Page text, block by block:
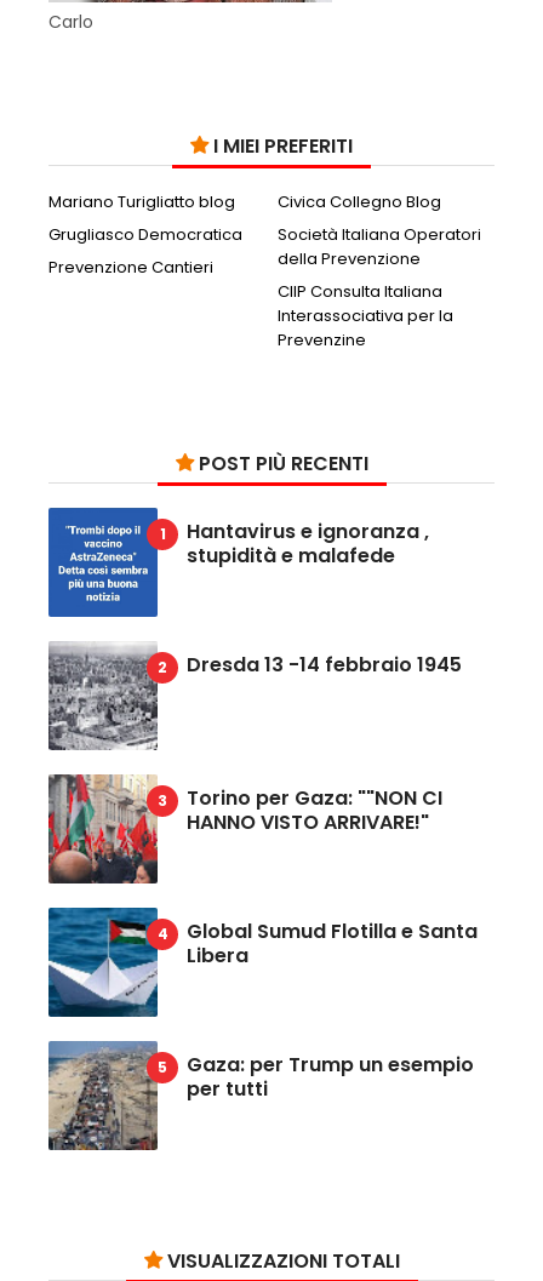
Carlo
I MIEI PREFERITI
Mariano Turigliatto blog
Civica Collegno Blog
Grugliasco Democratica
Società Italiana Operatori
della Prevenzione
Prevenzione Cantieri
CIIP Consulta Italiana
Interassociativa per la
Prevenzine
POST PIÙ RECENTI
Hantavirus e ignoranza ,
stupidità e malafede
Dresda 13 -14 febbraio 1945
Torino per Gaza: ""NON CI
HANNO VISTO ARRIVARE!"
Global Sumud Flotilla e Santa
Libera
Gaza: per Trump un esempio
per tutti
VISUALIZZAZIONI TOTALI